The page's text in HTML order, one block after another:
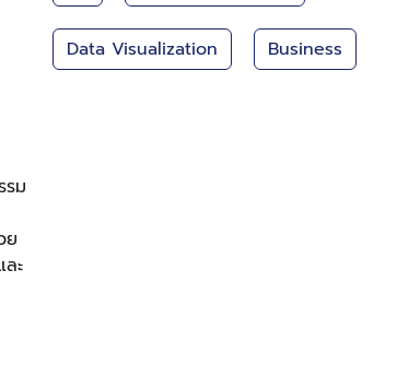
รม
ย
ะ
Data Visualization Business